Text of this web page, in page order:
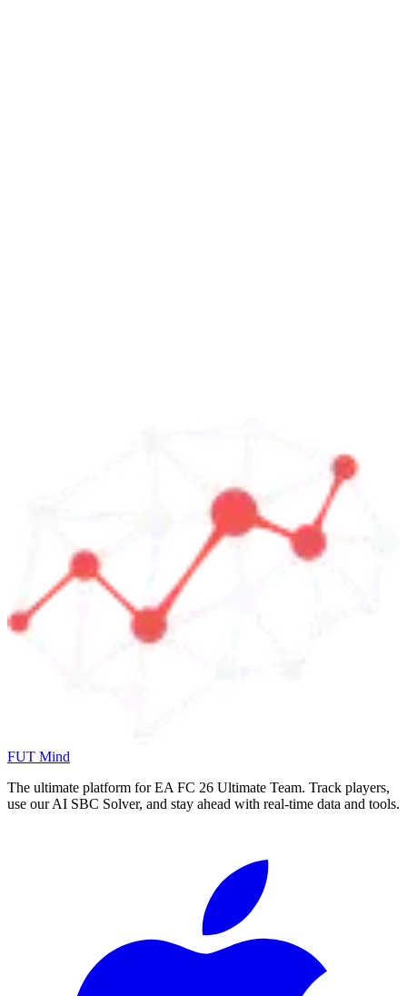
FUT Mind
The ultimate platform for EA FC 26 Ultimate Team. Track players,
use our AI SBC Solver, and stay ahead with real-time data and tools.